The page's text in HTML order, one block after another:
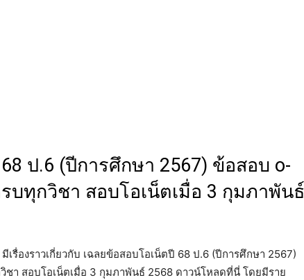
ป.6 (ปีการศึกษา 2567) ข้อสอบ o-
บทุกวิชา สอบโอเน็ตเมื่อ 3 กุมภาพันธ์
มีเรื่องราวเกี่ยวกับ เฉลยข้อสอบโอเน็ตปี 68 ป.6 (ปีการศึกษา 2567)
า สอบโอเน็ตเมื่อ 3 กุมภาพันธ์ 2568 ดาวน์โหลดที่นี่ โดยมีราย